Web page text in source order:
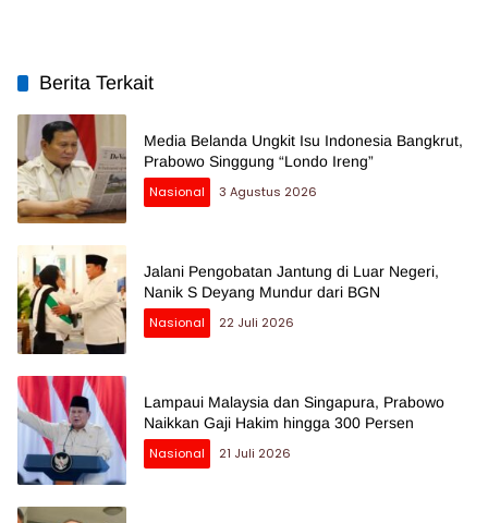
Berita Terkait
Media Belanda Ungkit Isu Indonesia Bangkrut,
Prabowo Singgung “Londo Ireng”
Nasional
3 Agustus 2026
Jalani Pengobatan Jantung di Luar Negeri,
Nanik S Deyang Mundur dari BGN
Nasional
22 Juli 2026
Lampaui Malaysia dan Singapura, Prabowo
Naikkan Gaji Hakim hingga 300 Persen
Nasional
21 Juli 2026